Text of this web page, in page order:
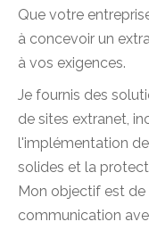
Que votre
à concevoir un
à vos exigences.
Je fournis des
de sites extranet,
l'implémentation
solides et la
Mon objectif est
communication